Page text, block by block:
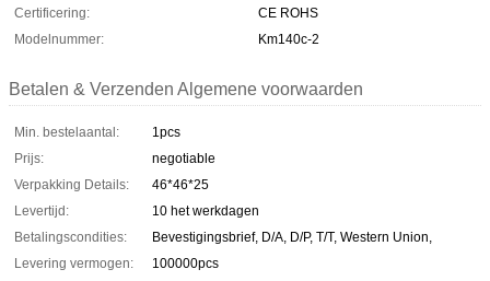
Certificering:
CE ROHS
Modelnummer:
Km140c-2
Betalen & Verzenden Algemene voorwaarden
Min. bestelaantal:
1pcs
Prijs:
negotiable
Verpakking Details:
46*46*25
Levertijd:
10 het werkdagen
Betalingscondities:
Bevestigingsbrief, D/A, D/P, T/T, Western Union,
Levering vermogen:
100000pcs